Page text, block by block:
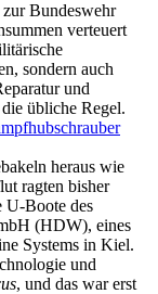
Bundeswehr
verteuert
sondern auch
und
übliche Regel.
heraus wie
ragten bisher
U-Boote des
(HDW), eines
Systems in Kiel.
und
, und das war erst